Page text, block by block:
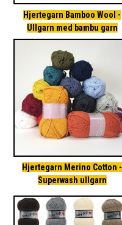
Hjertegarn Bamboo Wool -
Ullgarn med bambu garn
Hjertegarn Merino Cotton -
Superwash ullgarn